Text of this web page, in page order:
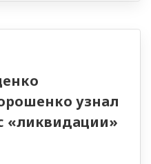
узнал
«ликвидации»